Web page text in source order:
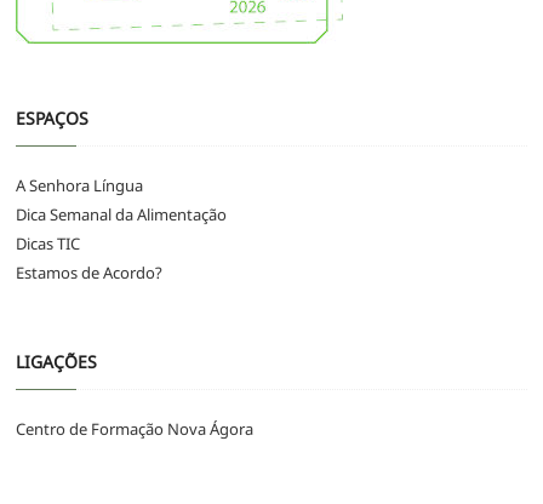
ESPAÇOS
A Senhora Língua
Dica Semanal da Alimentação
Dicas TIC
Estamos de Acordo?
LIGAÇÕES
Centro de Formação Nova Ágora